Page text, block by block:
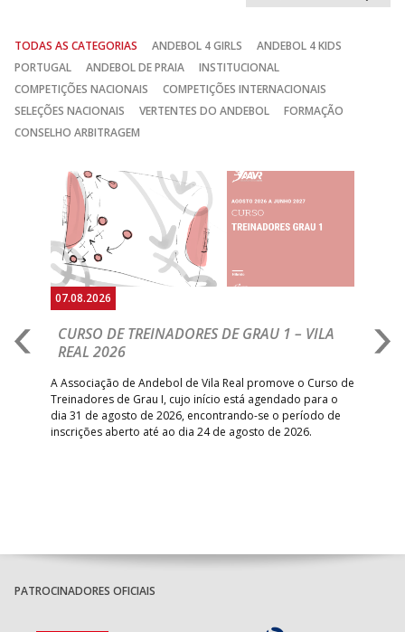
TODAS AS CATEGORIAS ANDEBOL 4 GIRLS
ANDEBOL 4 KIDS
PORTUGAL
ANDEBOL DE PRAIA
INSTITUCIONAL
COMPETIÇÕES NACIONAIS
COMPETIÇÕES INTERNACIONAIS
SELEÇÕES NACIONAIS
VERTENTES DO ANDEBOL
FORMAÇÃO
CONSELHO ARBITRAGEM
07.08.2026
CURSO DE TREINADORES DE GRAU 1 – VILA
REAL 2026
A Associação de Andebol de Vila Real promove o Curso de
Treinadores de Grau I, cujo início está agendado para o
dia 31 de agosto de 2026, encontrando-se o período de
inscrições aberto até ao dia 24 de agosto de 2026.
Anterior
PATROCINADORES OFICIAIS